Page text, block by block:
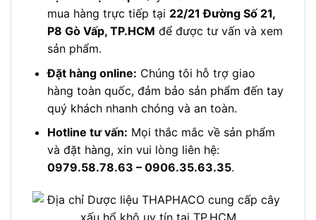
mua hàng trực tiếp tại 22/21 Đường Số 21,
P8 Gò Vấp, TP.HCM để được tư vấn và xem
sản phẩm.
Đặt hàng online: Chúng tôi hỗ trợ giao
hàng toàn quốc, đảm bảo sản phẩm đến tay
quý khách nhanh chóng và an toàn.
Hotline tư vấn: Mọi thắc mắc về sản phẩm
và đặt hàng, xin vui lòng liên hệ:
0979.58.78.63 – 0906.35.63.35.